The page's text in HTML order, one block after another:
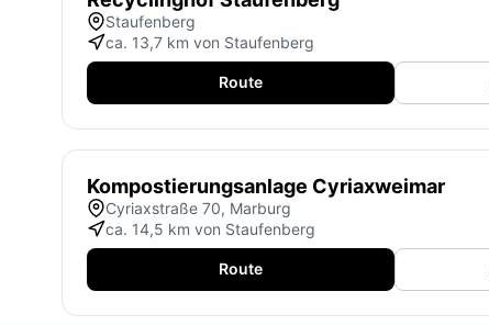
Staufenberg
ca. 13,7 km von Staufenberg
Route
Kompostierungsanlage Cyriaxweimar
Cyriaxstraße 70, Marburg
ca. 14,5 km von Staufenberg
Route